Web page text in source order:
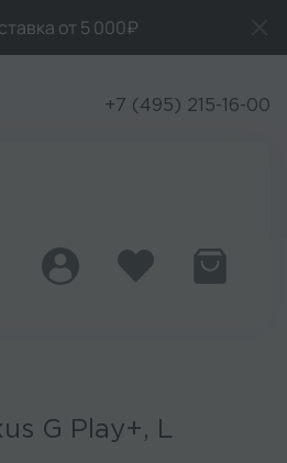
от 5 000₽
+7 (495) 215-16-00
G Play+, L